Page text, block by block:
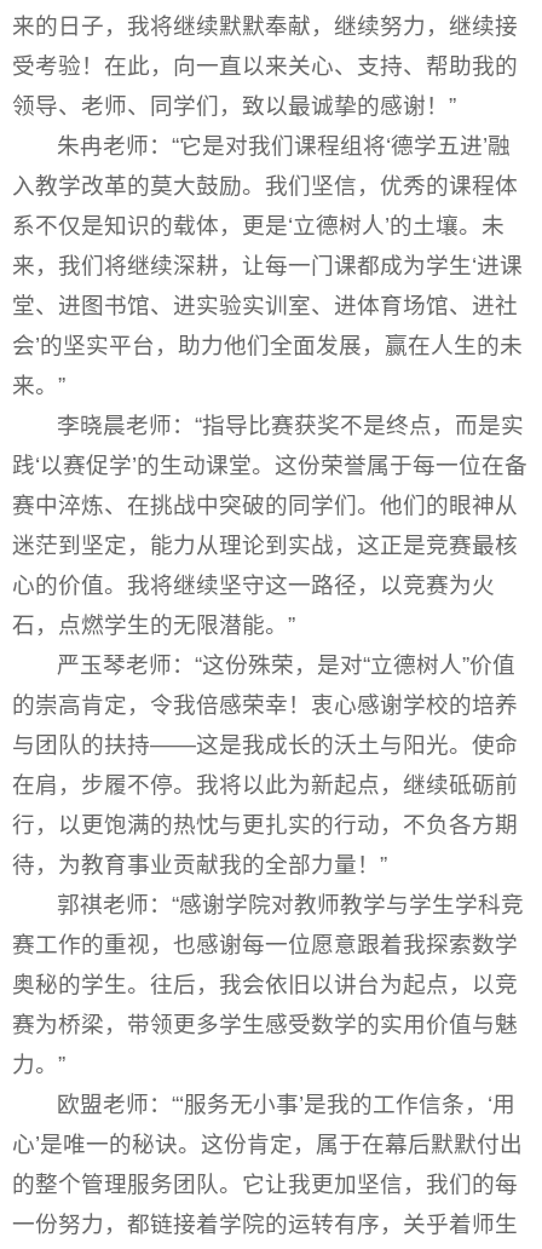
来的日子，我将继续默默奉献，继续努力，继续接
受考验！在此，向一直以来关心、支持、帮助我的
领导、老师、同学们，致以最诚挚的感谢！”
朱冉老师：“它是对我们课程组将‘德学五进’融
入教学改革的莫大鼓励。我们坚信，优秀的课程体
系不仅是知识的载体，更是‘立德树人’的土壤。未
来，我们将继续深耕，让每一门课都成为学生‘进课
堂、进图书馆、进实验实训室、进体育场馆、进社
会’的坚实平台，助力他们全面发展，赢在人生的未
来。”
李晓晨老师：“指导比赛获奖不是终点，而是实
践‘以赛促学’的生动课堂。这份荣誉属于每一位在备
赛中淬炼、在挑战中突破的同学们。他们的眼神从
迷茫到坚定，能力从理论到实战，这正是竞赛最核
心的价值。我将继续坚守这一路径，以竞赛为火
石，点燃学生的无限潜能。”
严玉琴老师：“这份殊荣，是对“立德树人”价值
的崇高肯定，令我倍感荣幸！衷心感谢学校的培养
与团队的扶持——这是我成长的沃土与阳光。使命
在肩，步履不停。我将以此为新起点，继续砥砺前
行，以更饱满的热忱与更扎实的行动，不负各方期
待，为教育事业贡献我的全部力量！”
郭祺老师：“感谢学院对教师教学与学生学科竞
赛工作的重视，也感谢每一位愿意跟着我探索数学
奥秘的学生。往后，我会依旧以讲台为起点，以竞
赛为桥梁，带领更多学生感受数学的实用价值与魅
力。”
欧盟老师：“‘服务无小事’是我的工作信条，‘用
心’是唯一的秘诀。这份肯定，属于在幕后默默付出
的整个管理服务团队。它让我更加坚信，我们的每
一份努力，都链接着学院的运转有序，关乎着师生